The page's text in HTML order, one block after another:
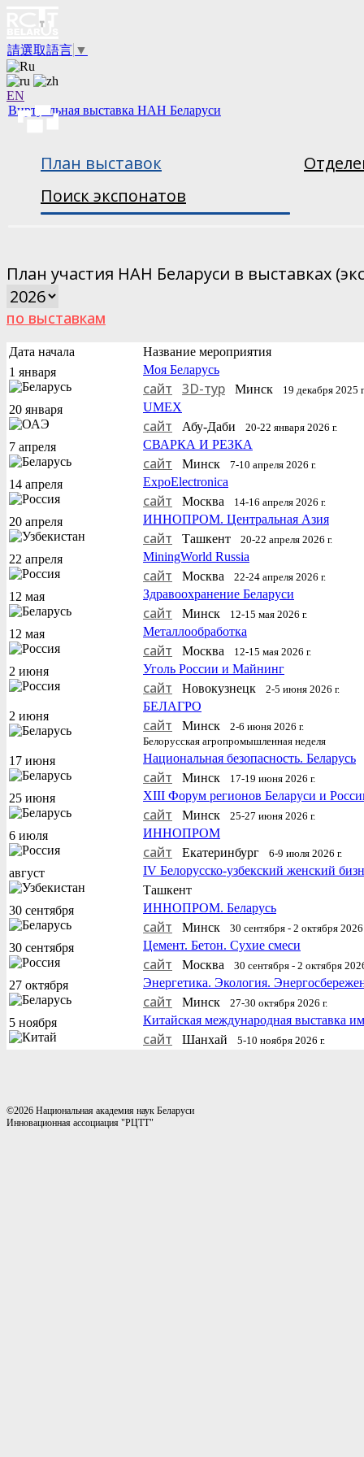
請選取語言 ▼
EN
Виртуальная выставка НАН Беларуси
План выставок
Поиск экспонатов
План участия НАН Беларуси в выставках
по выставкам
Дата начала
Название мероприятия
1 января
Моя Беларусь
сайт 3D-тур Минск 19 декабря 2025
20 января UMEX
сайт Абу-Даби 20-22 января 2026 г.
7 апреля СВАРКА И РЕЗКА
сайт Минск 7-10 апреля 2026 г.
14 апреля ExpoElectronica
сайт Москва 14-16 апреля 2026 г.
20 апреля ИННОПРОМ. Центральная Азия
сайт Ташкент 20-22 апреля 2026 г.
22 апреля MiningWorld Russia
сайт Москва 22-24 апреля 2026 г.
12 мая Здравоохранение Беларуси
сайт Минск 12-15 мая 2026 г.
12 мая Металлообработка
сайт Москва 12-15 мая 2026 г.
2 июня Уголь России и Майнинг
сайт Новокузнецк 2-5 июня 2026 г.
2 июня
БЕЛАГРО
сайт Минск 2-6 июня 2026 г.
Белорусская агропромышленная неделя
17 июня Национальная безопасность. Беларусь
сайт Минск 17-19 июня 2026 г.
25 июня XIII Форум регионов Беларуси и
сайт Минск 25-27 июня 2026 г.
6 июля ИННОПРОМ
сайт Екатеринбург 6-9 июля 2026 г.
август
IV Белорусско-узбекский женский
Ташкент
30 сентября
ИННОПРОМ. Беларусь
сайт Минск 30 сентября - 2 октября 2026
30 сентября Цемент. Бетон. Сухие смеси
сайт Москва 30 сентября - 2 октября
27 октября Энергетика. Экология.
сайт Минск 27-30 октября 2026 г.
5 ноября Китайская международная выставка
сайт Шанхай 5-10 ноября 2026 г.
©2026 Национальная академия наук Беларуси
Инновационная ассоциация "РЦТТ"